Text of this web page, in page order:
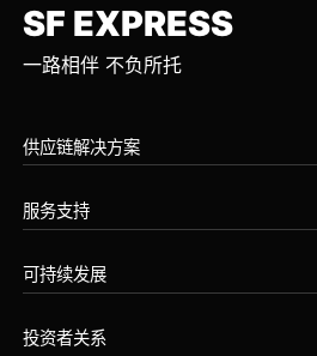
SF EXPRESS
一路相伴 不负所托
供应链解决方案
高科技
消费品
零售食品
生命科学与医药
服务支持
运单查询
服务范围查询
可持续发展
企业治理
投资者关系